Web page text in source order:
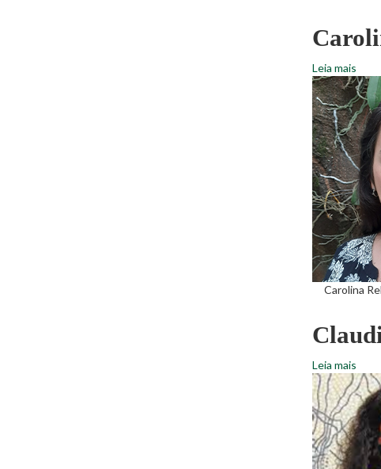
Leia mais
Carolina
Leia mais